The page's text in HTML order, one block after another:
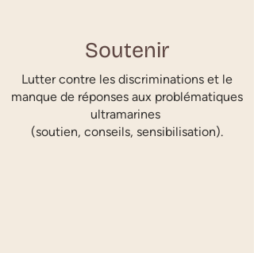
Soutenir
Lutter contre les discriminations et le
manque de réponses aux problématiques
ultramarines
(soutien, conseils, sensibilisation).